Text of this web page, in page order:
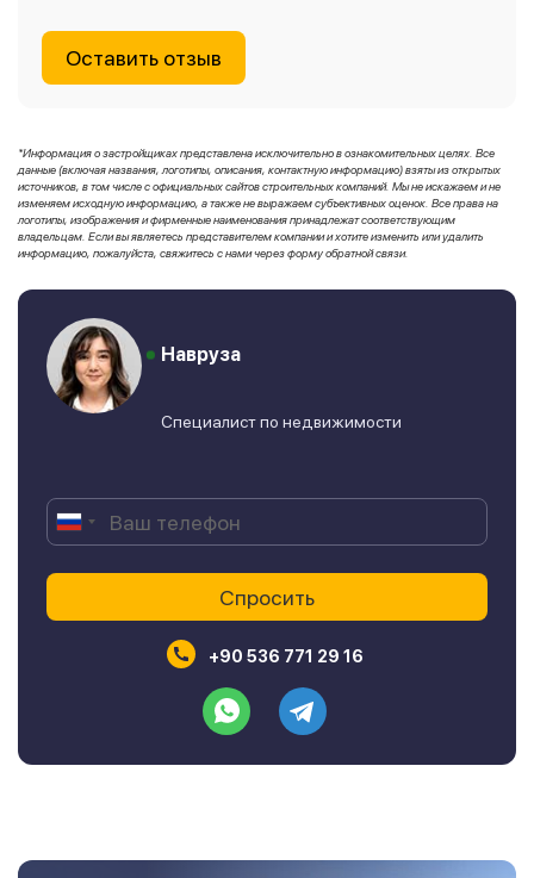
Оставить отзыв
*Информация о застройщиках представлена исключительно в ознакомительных целях. Все
данные (включая названия, логотипы, описания, контактную информацию) взяты из открытых
источников, в том числе с официальных сайтов строительных компаний. Мы не искажаем и не
изменяем исходную информацию, а также не выражаем субъективных оценок. Все права на
логотипы, изображения и фирменные наименования принадлежат соответствующим
владельцам. Если вы являетесь представителем компании и хотите изменить или удалить
информацию, пожалуйста, свяжитесь с нами через форму обратной связи.
Навруза
Специалист по недвижимости
+90 536 771 29 16